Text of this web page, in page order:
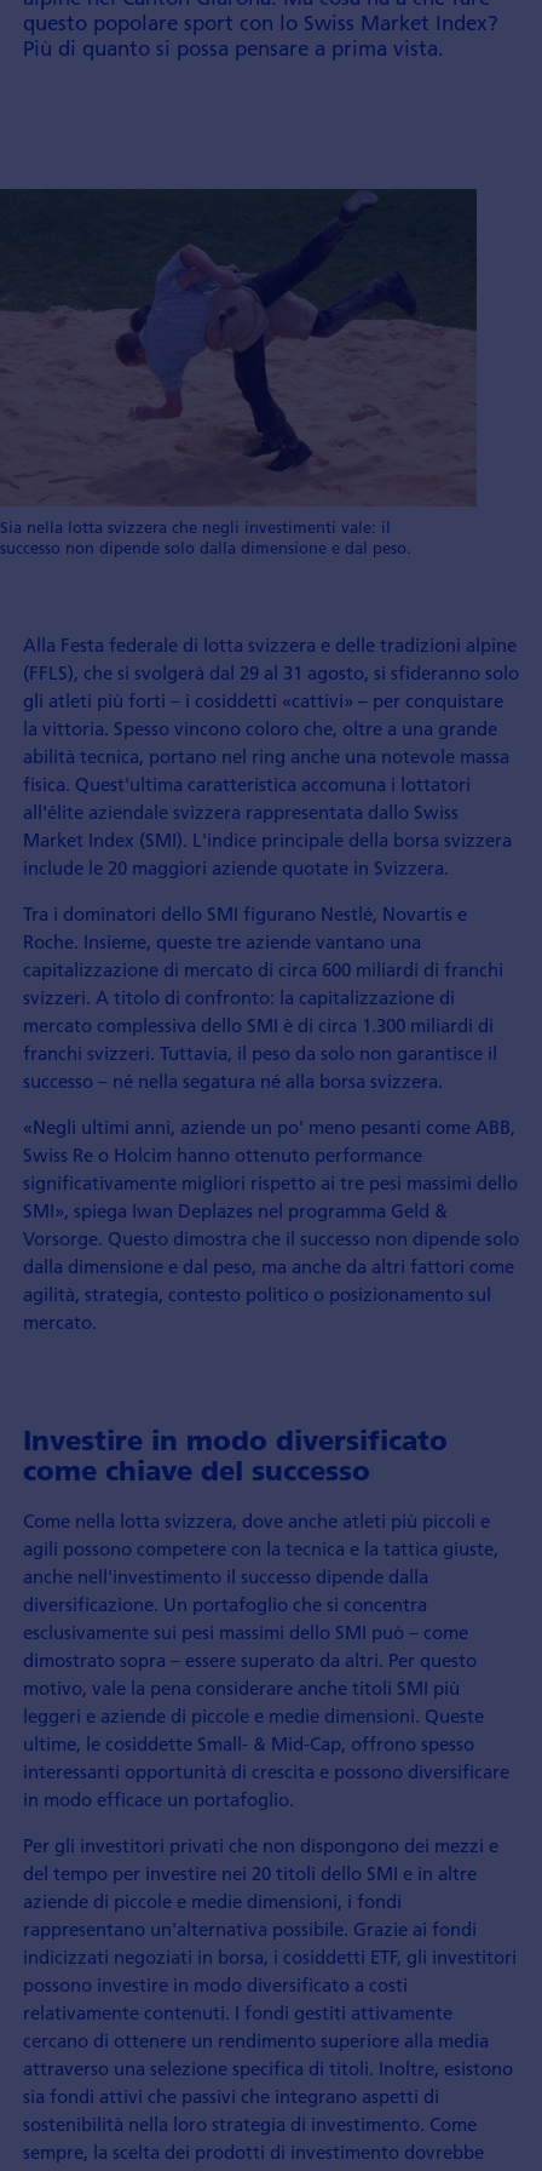
questo popolare sport con lo Swiss Market Index?
Più di quanto si possa pensare a prima vista.
Sia nella lotta svizzera che negli investimenti vale: il
successo non dipende solo dalla dimensione e dal peso.
Alla Festa federale di lotta svizzera e delle tradizioni alpine
(FFLS), che si svolgerà dal 29 al 31 agosto, si sfideranno solo
gli atleti più forti – i cosiddetti «cattivi» – per conquistare
la vittoria. Spesso vincono coloro che, oltre a una grande
abilità tecnica, portano nel ring anche una notevole massa
fisica. Quest'ultima caratteristica accomuna i lottatori
all'élite aziendale svizzera rappresentata dallo Swiss
Market Index (SMI). L'indice principale della borsa svizzera
include le 20 maggiori aziende quotate in Svizzera.
Tra i dominatori dello SMI figurano Nestlé, Novartis e
Roche. Insieme, queste tre aziende vantano una
capitalizzazione di mercato di circa 600 miliardi di franchi
svizzeri. A titolo di confronto: la capitalizzazione di
mercato complessiva dello SMI è di circa 1.300 miliardi di
franchi svizzeri. Tuttavia, il peso da solo non garantisce il
successo – né nella segatura né alla borsa svizzera.
«Negli ultimi anni, aziende un po' meno pesanti come ABB,
Swiss Re o Holcim hanno ottenuto performance
significativamente migliori rispetto ai tre pesi massimi dello
SMI», spiega Iwan Deplazes nel programma Geld &
Vorsorge. Questo dimostra che il successo non dipende solo
dalla dimensione e dal peso, ma anche da altri fattori come
agilità, strategia, contesto politico o posizionamento sul
mercato.
Investire in modo diversificato
come chiave del successo
Come nella lotta svizzera, dove anche atleti più piccoli e
agili possono competere con la tecnica e la tattica giuste,
anche nell'investimento il successo dipende dalla
diversificazione. Un portafoglio che si concentra
esclusivamente sui pesi massimi dello SMI può – come
dimostrato sopra – essere superato da altri. Per questo
motivo, vale la pena considerare anche titoli SMI più
leggeri e aziende di piccole e medie dimensioni. Queste
ultime, le cosiddette Small- & Mid-Cap, offrono spesso
interessanti opportunità di crescita e possono diversificare
in modo efficace un portafoglio.
Per gli investitori privati che non dispongono dei mezzi e
del tempo per investire nei 20 titoli dello SMI e in altre
aziende di piccole e medie dimensioni, i fondi
rappresentano un'alternativa possibile. Grazie ai fondi
indicizzati negoziati in borsa, i cosiddetti ETF, gli investitori
possono investire in modo diversificato a costi
relativamente contenuti. I fondi gestiti attivamente
cercano di ottenere un rendimento superiore alla media
attraverso una selezione specifica di titoli. Inoltre, esistono
sia fondi attivi che passivi che integrano aspetti di
sostenibilità nella loro strategia di investimento. Come
sempre, la scelta dei prodotti di investimento dovrebbe